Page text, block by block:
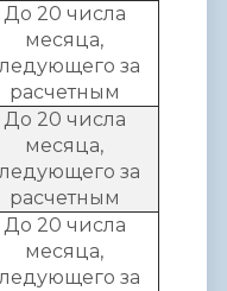
До 20 числа
месяца,
за
расчетным
До 20 числа
месяца,
за
расчетным
До 20 числа
месяца,
за